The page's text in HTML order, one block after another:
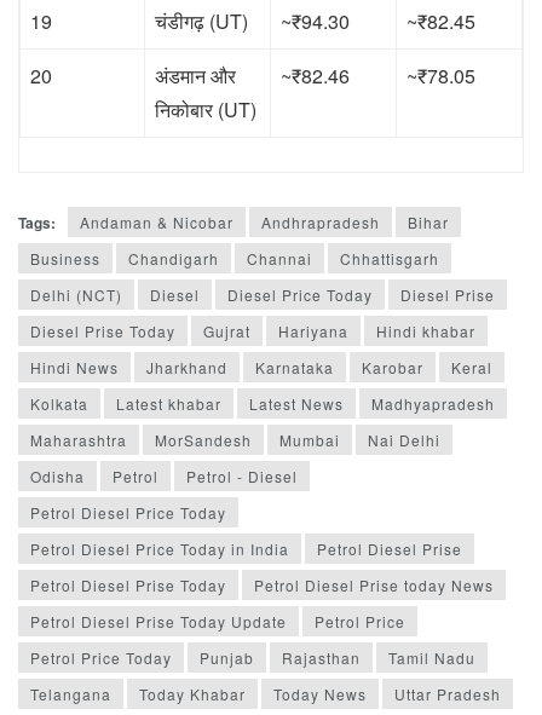
19
चंडीगढ़ (UT) ~₹94.30
~₹82.45
20
अंडमान और
निकोबार (UT)
~₹82.46 ~₹78.05
Tags: Andaman & Nicobar Andhrapradesh
Bihar
Business
Chandigarh Channai
Chhattisgarh
Delhi (NCT)
Diesel Diesel Price Today
Diesel Prise
Diesel Prise Today
Gujrat Hariyana
Hindi khabar
Hindi News
Jharkhand Karnataka Karobar
Keral
Kolkata
Latest khabar Latest News
Madhyapradesh
Maharashtra
MorSandesh Mumbai
Nai Delhi
Odisha
Petrol
Petrol - Diesel
Petrol Diesel Price Today
Petrol Diesel Price Today in India
Petrol Diesel Prise
Petrol Diesel Prise Today
Petrol Diesel Prise today News
Petrol Diesel Prise Today Update
Petrol Price
Petrol Price Today
Punjab Rajasthan
Tamil Nadu
Telangana
Today Khabar Today News Uttar Pradesh